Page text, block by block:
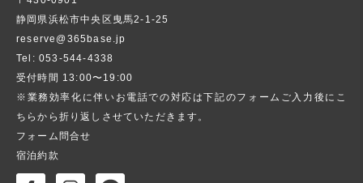
静岡県浜松市中央区曳馬2-1-25
reserve@365base.jp
Tel: 053-544-4338
受付時間 13:00〜19:00
※業務効率化に伴いお電話での対応は下記のフォームご入力後にこ
ちらから折り返しさせていただきます。
フォーム問合せ
宿泊約款